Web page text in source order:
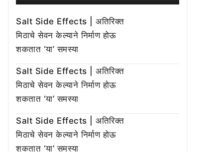
Salt Side Effects | अतिरिक्त
मिठाचे सेवन केल्याने निर्माण होऊ
शकतात ‘या’ समस्या
Salt Side Effects | अतिरिक्त
मिठाचे सेवन केल्याने निर्माण होऊ
शकतात ‘या’ समस्या
Salt Side Effects | अतिरिक्त
मिठाचे सेवन केल्याने निर्माण होऊ
शकतात ‘या’ समस्या